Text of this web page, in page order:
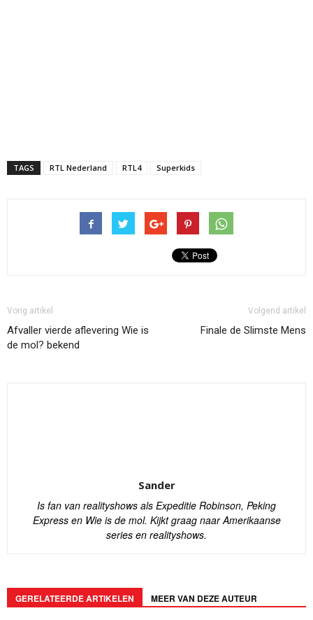
TAGS RTL Nederland RTL4 Superkids
Vorig artikel
Afvaller vierde aflevering Wie is
de mol? bekend
Volgend artikel
Finale de Slimste Mens
Sander
Is fan van realityshows als Expeditie Robinson, Peking
Express en Wie is de mol. Kijkt graag naar Amerikaanse
series en realityshows.
GERELATEERDE ARTIKELEN MEER VAN DEZE AUTEUR